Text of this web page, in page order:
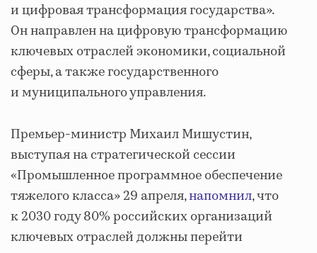
и цифровая трансформация государства».
Он направлен на цифровую трансформацию
ключевых отраслей экономики, социальной
сферы, а также государственного
и муниципального управления.
Премьер-министр Михаил Мишустин,
выступая на стратегической сессии
«Промышленное программное обеспечение
тяжелого класса» 29 апреля,напомнил, что
к 2030 году 80% российских организаций
ключевых отраслей должны перейти